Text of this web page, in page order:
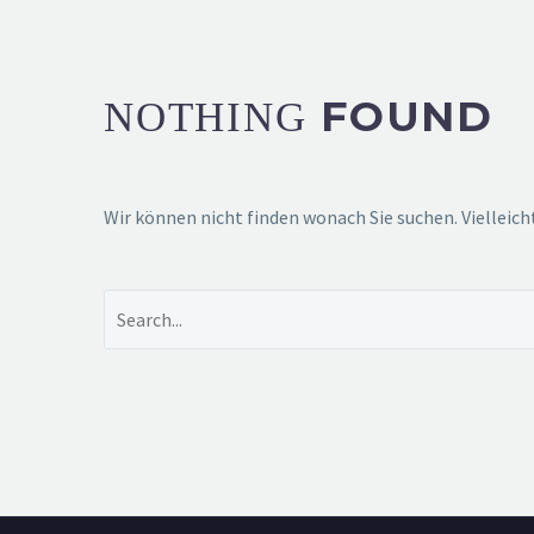
NOTHING FOUND
Wir können nicht finden wonach Sie suchen.